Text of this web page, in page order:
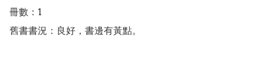
冊數：1
舊書書況：良好，書邊有黃點。